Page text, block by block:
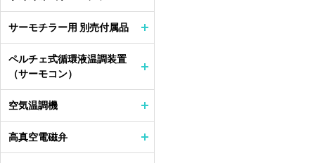
サーモチラー用 別売付属品
ペルチェ式循環液温調装置
（サーモコン）
空気温調機
高真空電磁弁